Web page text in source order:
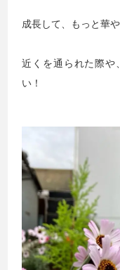
成長して、もっと華
近くを通られた際や
い！